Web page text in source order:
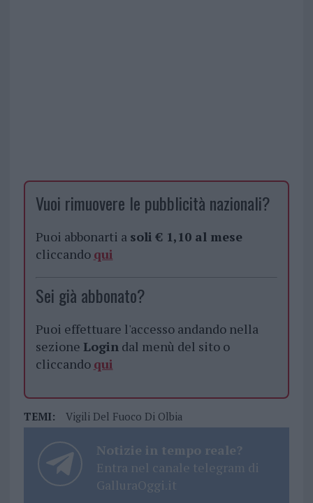
Vuoi rimuovere le pubblicità nazionali?
Puoi abbonarti a soli € 1,10 al mese
cliccando qui
Sei già abbonato?
Puoi effettuare l'accesso andando nella
sezione Logindal menù del sito o
cliccando qui
TEMI: Vigili Del Fuoco Di Olbia
Notizie in tempo reale?
Entra nel canale telegram di
GalluraOggi.it